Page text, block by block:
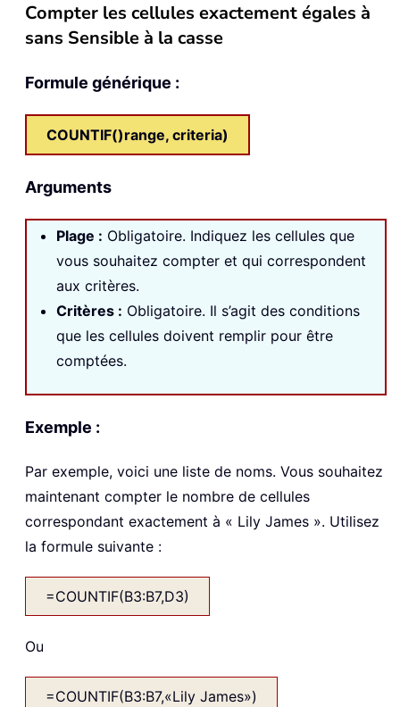
Compter les cellules exactement égales à
sans Sensible à la casse
Formule générique :
COUNTIF()range, criteria)
Arguments
Plage : Obligatoire. Indiquez les cellules que
vous souhaitez compter et qui correspondent
aux critères.
Critères : Obligatoire. Il s’agit des conditions
que les cellules doivent remplir pour être
comptées.
Exemple :
Par exemple, voici une liste de noms. Vous souhaitez
maintenant compter le nombre de cellules
correspondant exactement à « Lily James ». Utilisez
la formule suivante :
=COUNTIF(B3:B7,D3)
Ou
=COUNTIF(B3:B7,«Lily James»)